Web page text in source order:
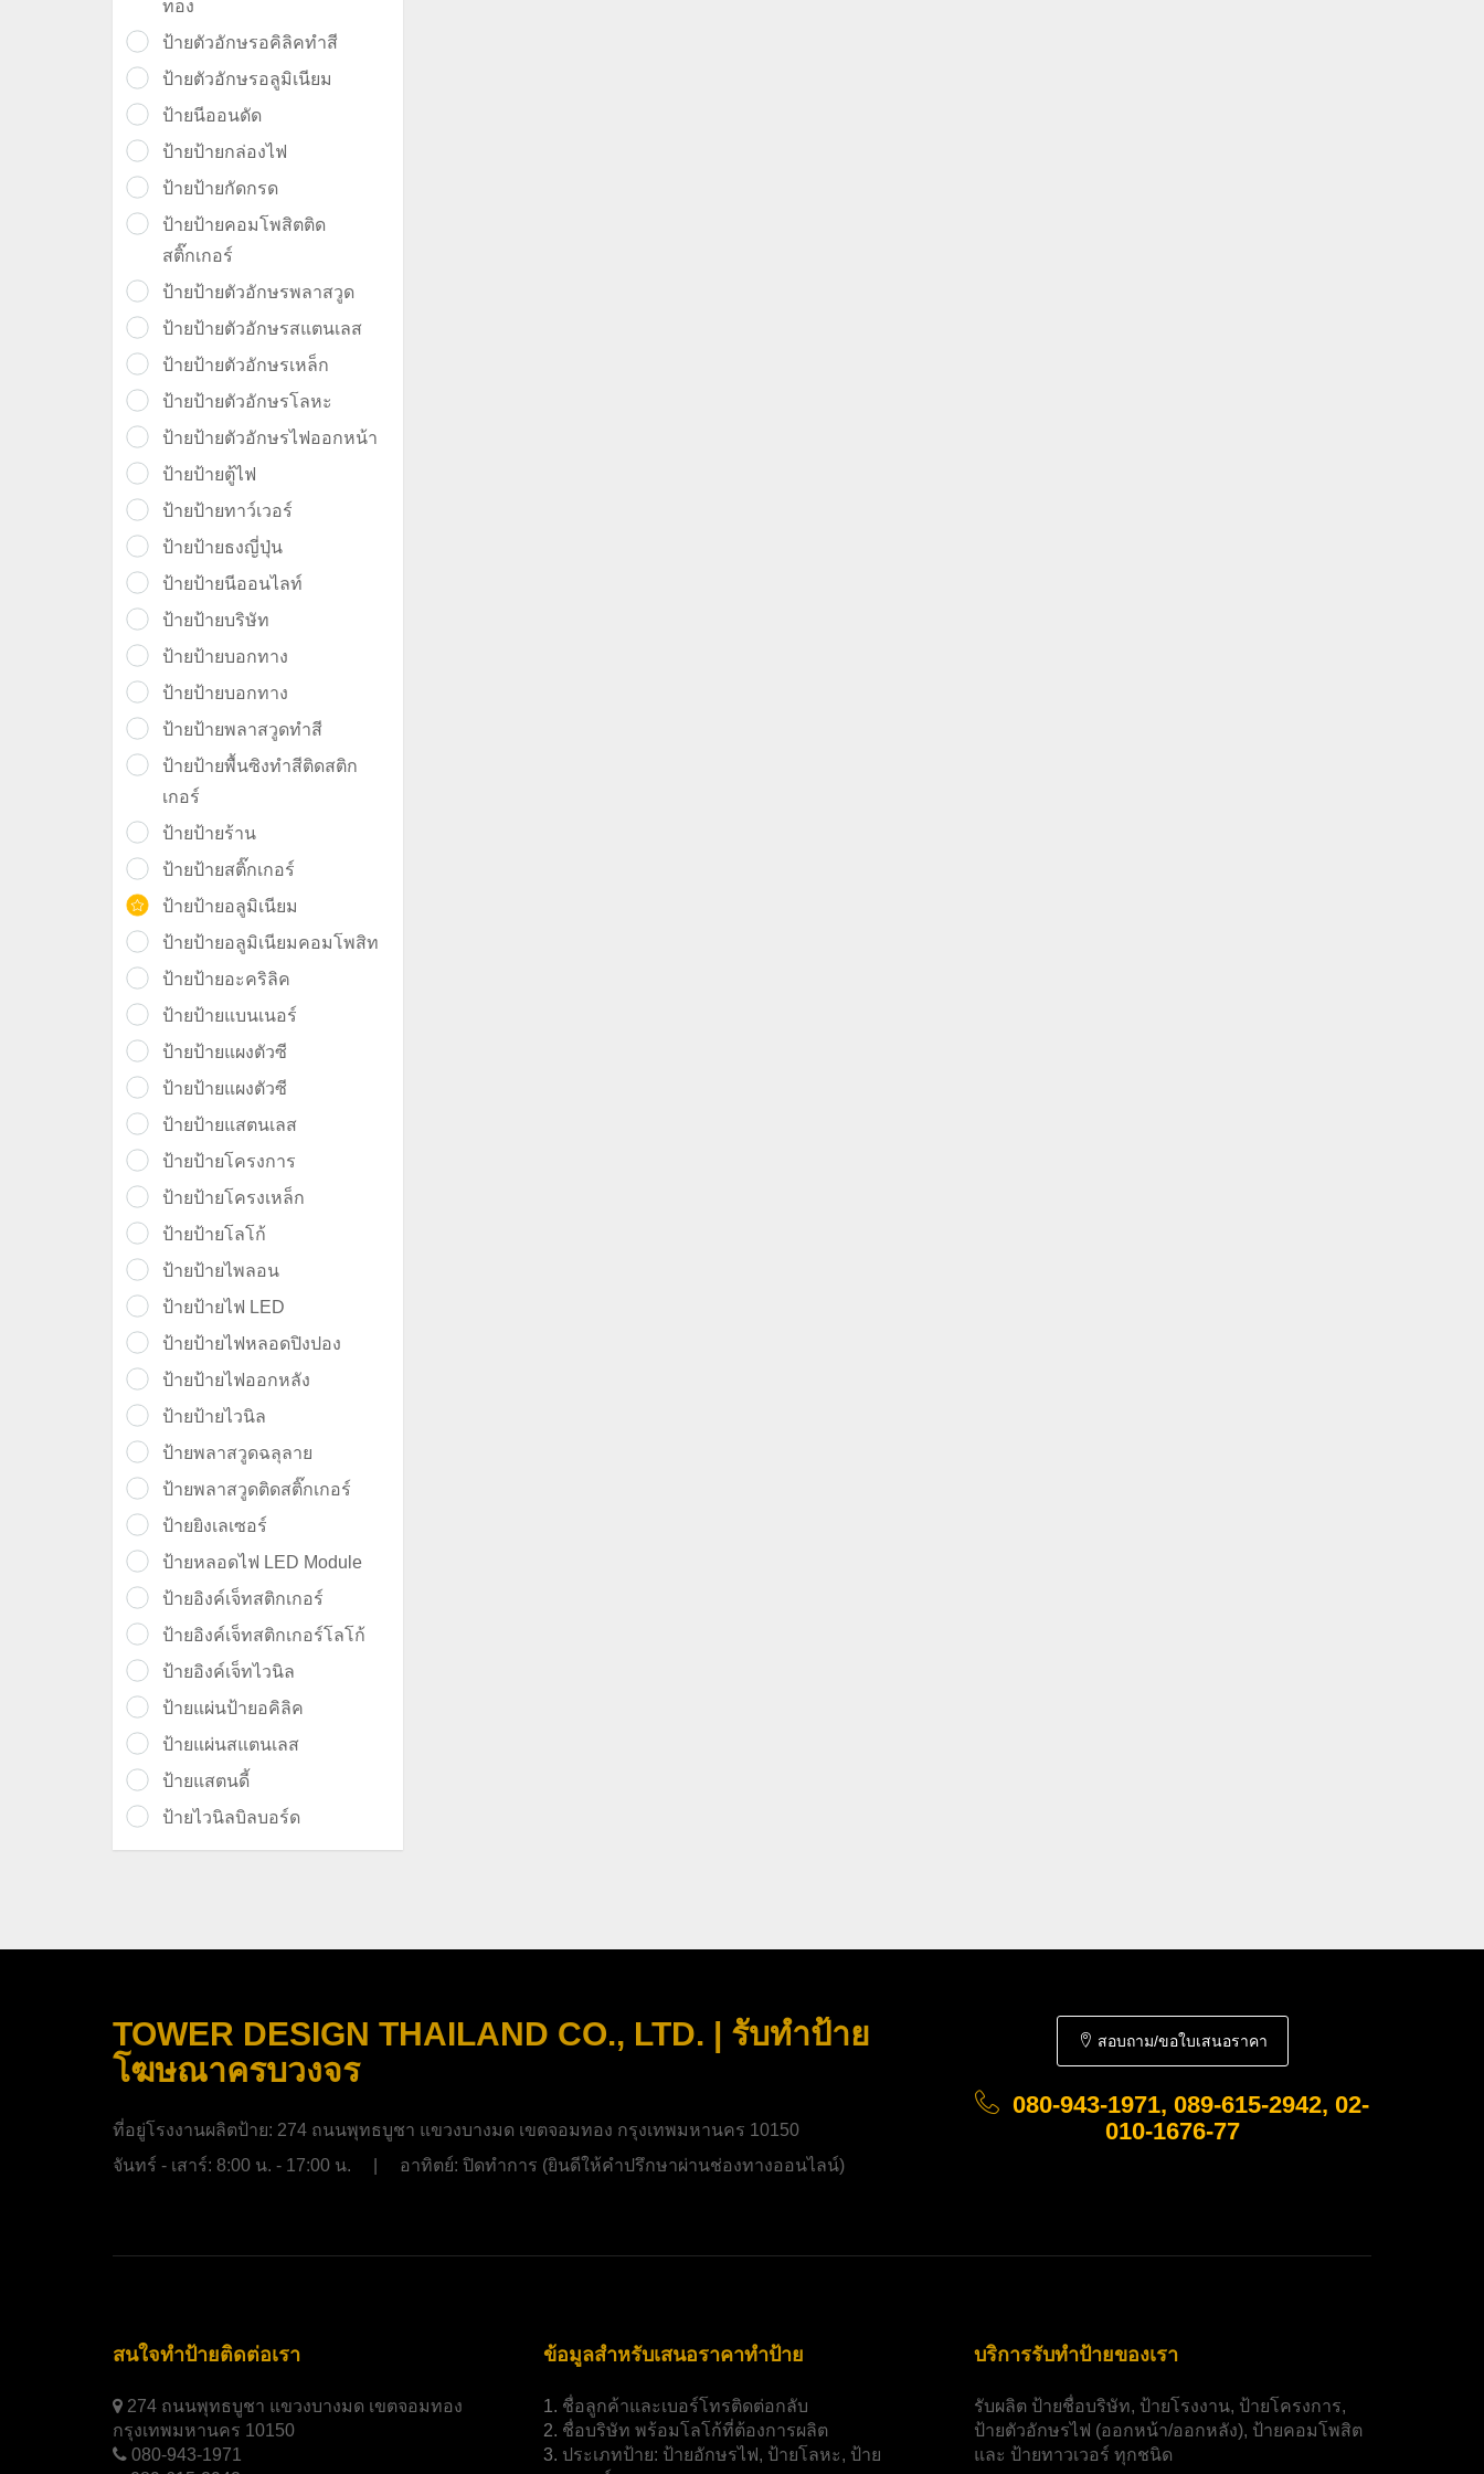
ทอง
ป้ายตัวอักษรอคิลิคทำสี
ป้ายตัวอักษรอลูมิเนียม
ป้ายนีออนดัด
ป้ายป้ายกล่องไฟ
ป้ายป้ายกัดกรด
ป้ายป้ายคอมโพสิตติด
สติ๊กเกอร์
ป้ายป้ายตัวอักษรพลาสวูด
ป้ายป้ายตัวอักษรสแตนเลส
ป้ายป้ายตัวอักษรเหล็ก
ป้ายป้ายตัวอักษรโลหะ
ป้ายป้ายตัวอักษรไฟออกหน้า
ป้ายป้ายตู้ไฟ
ป้ายป้ายทาว์เวอร์
ป้ายป้ายธงญี่ปุ่น
ป้ายป้ายนีออนไลท์
ป้ายป้ายบริษัท
ป้ายป้ายบอกทาง
ป้ายป้ายบอกทาง
ป้ายป้ายพลาสวูดทำสี
ป้ายป้ายพื้นซิงทำสีติดสติก
เกอร์
ป้ายป้ายร้าน
ป้ายป้ายสติ๊กเกอร์
ป้ายป้ายอลูมิเนียม
ป้ายป้ายอลูมิเนียมคอมโพสิท
ป้ายป้ายอะคริลิค
ป้ายป้ายแบนเนอร์
ป้ายป้ายแผงตัวซี
ป้ายป้ายแผงตัวซี
ป้ายป้ายแสตนเลส
ป้ายป้ายโครงการ
ป้ายป้ายโครงเหล็ก
ป้ายป้ายโลโก้
ป้ายป้ายไพลอน
ป้ายป้ายไฟ LED
ป้ายป้ายไฟหลอดปิงปอง
ป้ายป้ายไฟออกหลัง
ป้ายป้ายไวนิล
ป้ายพลาสวูดฉลุลาย
ป้ายพลาสวูดติดสติ๊กเกอร์
ป้ายยิงเลเซอร์
ป้ายหลอดไฟ LED Module
ป้ายอิงค์เจ็ทสติกเกอร์
ป้ายอิงค์เจ็ทสติกเกอร์โลโก้
ป้ายอิงค์เจ็ทไวนิล
ป้ายแผ่นป้ายอคิลิค
ป้ายแผ่นสแตนเลส
ป้ายแสตนดี้
ป้ายไวนิลบิลบอร์ด
TOWER DESIGN THAILAND CO., LTD. | รับทำป้าย
โฆษณาครบวงจร
ที่อยู่โรงงานผลิตป้าย: 274 ถนนพุทธบูชา แขวงบางมด เขตจอมทอง กรุงเทพมหานคร 10150
จันทร์ - เสาร์: 8:00 น. - 17:00 น. | อาทิตย์: ปิดทำการ (ยินดีให้คำปรึกษาผ่านช่องทางออนไลน์)
สอบถาม/ขอใบเสนอราคา
080-943-1971, 089-615-2942, 02-
010-1676-77
สนใจทำป้ายติดต่อเรา
274 ถนนพุทธบูชา แขวงบางมด เขตจอมทอง
กรุงเทพมหานคร 10150
080-943-1971
ข้อมูลสำหรับเสนอราคาทำป้าย
1. ชื่อลูกค้าและเบอร์โทรติดต่อกลับ
2. ชื่อบริษัท พร้อมโลโก้ที่ต้องการผลิต
3. ประเภทป้าย: ป้ายอักษรไฟ, ป้ายโลหะ, ป้าย
บริการรับทำป้ายของเรา
รับผลิต ป้ายชื่อบริษัท, ป้ายโรงงาน, ป้ายโครงการ,
ป้ายตัวอักษรไฟ (ออกหน้า/ออกหลัง), ป้ายคอมโพสิต
และ ป้ายทาวเวอร์ ทุกชนิด